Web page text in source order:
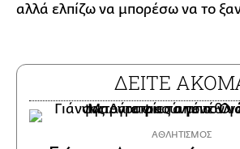
αλλά ελπίζω να μπορέσω να το
ΔΕΙΤΕ
ΑΘΛΗΤΙΣΜΟΣ